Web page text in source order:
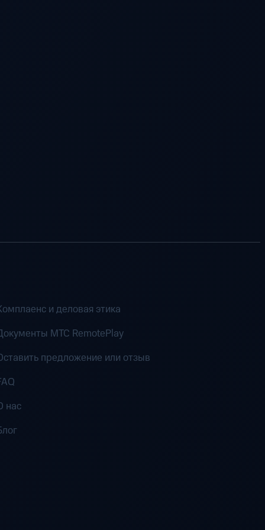
и деловая этика
MTC RemotePlay
предложение или отзыв
нас